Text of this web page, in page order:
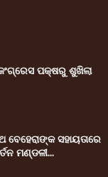
ପକ୍ଷରୁ ଶୁଖିଲା
ବେହେରାଙ୍କ ସହାୟତାରେ
ମଣ୍ଡଳୀ...